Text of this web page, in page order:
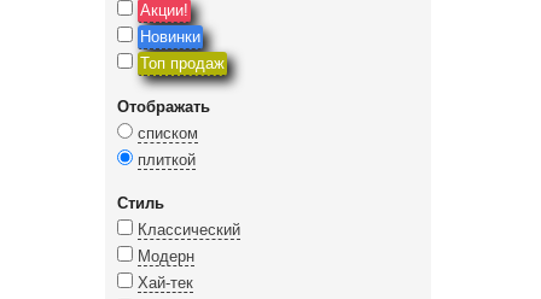
Акции!
Новинки
Топ продаж
Отображать
списком
плиткой
Стиль
Классический
Модерн
Хай-тек